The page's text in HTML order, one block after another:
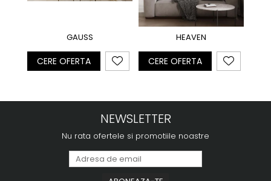
GAUSS
CERE OFERTA
HEAVEN
CERE OFERTA
NEWSLETTER
Nu rata ofertele si promotiile noastre